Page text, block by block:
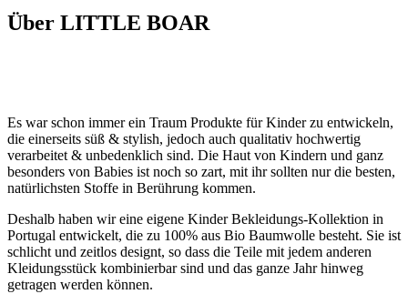
Über LITTLE BOAR
Es war schon immer ein Traum Produkte für Kinder zu entwickeln,
die einerseits süß & stylish, jedoch auch qualitativ hochwertig
verarbeitet & unbedenklich sind. Die Haut von Kindern und ganz
besonders von Babies ist noch so zart, mit ihr sollten nur die besten,
natürlichsten Stoffe in Berührung kommen.
Deshalb haben wir eine eigene Kinder Bekleidungs-Kollektion in
Portugal entwickelt, die zu 100% aus Bio Baumwolle besteht. Sie ist
schlicht und zeitlos designt, so dass die Teile mit jedem anderen
Kleidungsstück kombinierbar sind und das ganze Jahr hinweg
getragen werden können.